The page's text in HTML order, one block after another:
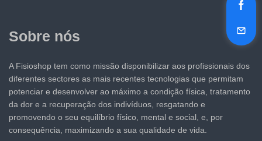
Sobre nós
A Fisioshop tem como missão disponibilizar aos profissionais dos
diferentes sectores as mais recentes tecnologias que permitam
potenciar e desenvolver ao máximo a condição física, tratamento
da dor e a recuperação dos indivíduos, resgatando e
promovendo o seu equilíbrio físico, mental e social, e, por
consequência, maximizando a sua qualidade de vida.